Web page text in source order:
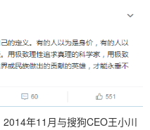
年11月与搜狗CEO王小川